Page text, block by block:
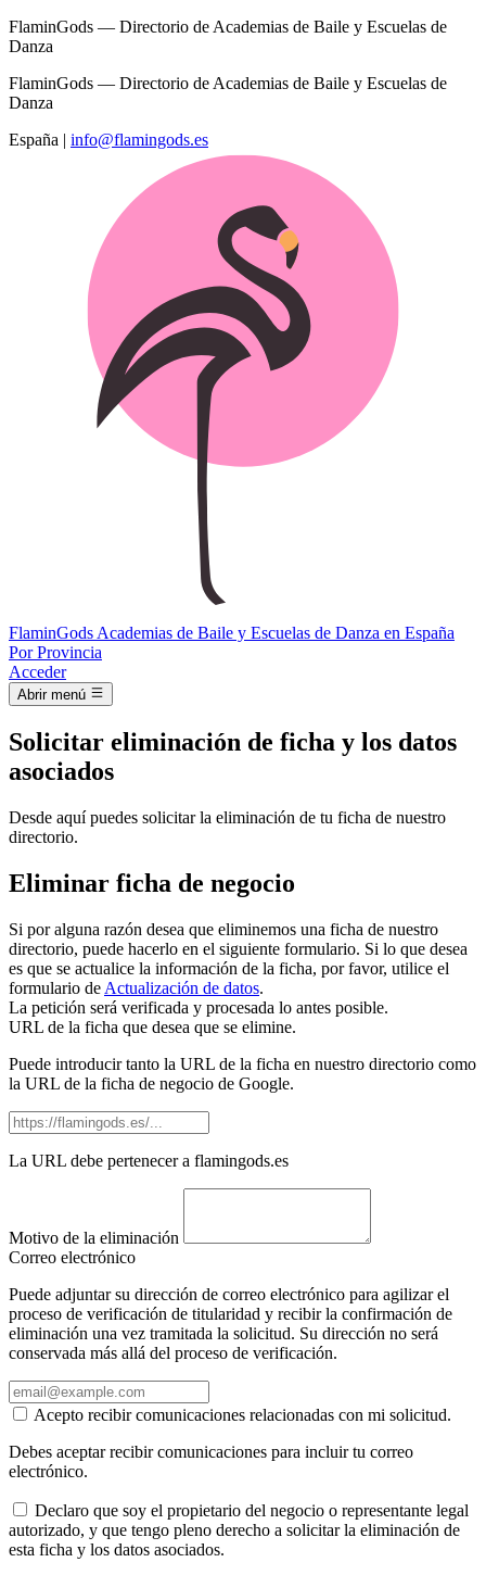
FlaminGods — Directorio de Academias de Baile y Escuelas de
Danza
FlaminGods — Directorio de Academias de Baile y Escuelas de
Danza
España | info@flamingods.es
FlaminGods Academias de Baile y Escuelas de Danza en España
Por Provincia
Acceder
Abrir menú
Solicitar eliminación de ficha y los datos
asociados
Desde aquí puedes solicitar la eliminación de tu ficha de nuestro
directorio.
Eliminar ficha de negocio
Si por alguna razón desea que eliminemos una ficha de nuestro
directorio, puede hacerlo en el siguiente formulario. Si lo que desea
es que se actualice la información de la ficha, por favor, utilice el
formulario de Actualización de datos.
La petición será verificada y procesada lo antes posible.
URL de la ficha que desea que se elimine.
Puede introducir tanto la URL de la ficha en nuestro directorio como
la URL de la ficha de negocio de Google.
La URL debe pertenecer a flamingods.es
Motivo de la eliminación
Correo electrónico
Puede adjuntar su dirección de correo electrónico para agilizar el
proceso de verificación de titularidad y recibir la confirmación de
eliminación una vez tramitada la solicitud. Su dirección no será
conservada más allá del proceso de verificación.
Acepto recibir comunicaciones relacionadas con mi solicitud.
Debes aceptar recibir comunicaciones para incluir tu correo
electrónico.
Declaro que soy el propietario del negocio o representante legal
autorizado, y que tengo pleno derecho a solicitar la eliminación de
esta ficha y los datos asociados.